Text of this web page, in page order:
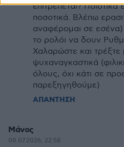
επιτρέπεται? Ποιοτικά
ποσοτικά. Βλέπω
αναφέρομαι σε εσένα)
το ρολόι να δουν
Χαλαρώστε και τρέξτε
ψυχαναγκαστικά
όλους, όχι κάτι σε
παρεξηγηθούμε)
ΑΠΑΝΤΗΣΗ
Μάνος
08.07.2026, 22:58